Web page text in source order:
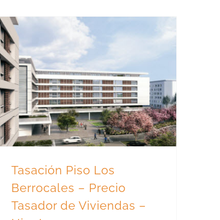
Tasación Piso Los
Berrocales – Precio
Tasador de Viviendas –